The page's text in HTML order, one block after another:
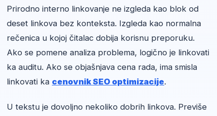
Prirodno interno linkovanje ne izgleda kao blok od
deset linkova bez konteksta. Izgleda kao normalna
rečenica u kojoj čitalac dobija korisnu preporuku.
Ako se pomene analiza problema, logično je linkovati
ka auditu. Ako se objašnjava cena rada, ima smisla
linkovati ka cenovnik SEO optimizacije.
U tekstu je dovoljno nekoliko dobrih linkova. Previše